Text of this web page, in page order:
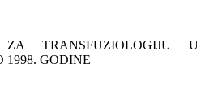
TRANSFUZIOLOGIJU U
1998. GODINE